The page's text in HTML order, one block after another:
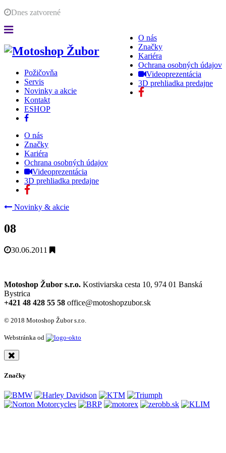
Dnes zatvorené
O nás
Značky
Kariéra
Ochrana osobných údajov
Videoprezentácia
3D prehliadka predajne
Požičovňa
Servis
Novinky a akcie
Kontakt
ESHOP
O nás
Značky
Kariéra
Ochrana osobných údajov
Videoprezentácia
3D prehliadka predajne
Novinky & akcie
08
30.06.2011
Motoshop Žubor s.r.o. Kostiviarska cesta 10, 974 01 Banská
Bystrica
+421 48 428 55 58 office@motoshopzubor.sk
© 2018 Motoshop Žubor s.r.o.
Webstránka od
Značky